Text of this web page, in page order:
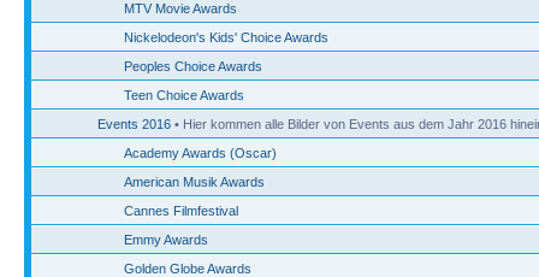
MTV Movie Awards
Nickelodeon's Kids' Choice Awards
Peoples Choice Awards
Teen Choice Awards
Events 2016 • Hier kommen alle Bilder von Events aus dem Jahr 2016
Academy Awards (Oscar)
American Musik Awards
Cannes Filmfestival
Emmy Awards
Golden Globe Awards